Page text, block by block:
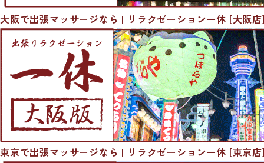
大阪で出張マッサージなら | リラクゼーション一休 [大阪
東京で出張マッサージなら | リラクゼーション一休 [東京